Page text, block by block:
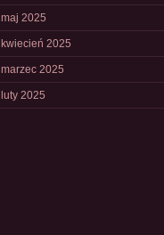
maj 2025
kwiecień 2025
marzec 2025
luty 2025